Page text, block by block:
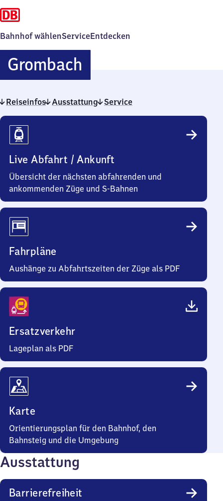
Bahnhof wählenServiceEntdecken
GrombachGrombach
Reiseinfos Ausstattung Service
Reiseinfos
Live Abfahrt / Ankunft
Übersicht der nächsten abfahrenden und
ankommenden Züge und S-Bahnen
Fahrpläne
Aushänge zu Abfahrtszeiten der Züge als PDF
Ersatzverkehr
Lageplan als PDF
Karte
Orientierungsplan für den Bahnhof, den
Bahnsteig und die Umgebung
Ausstattung
Barrierefreiheit